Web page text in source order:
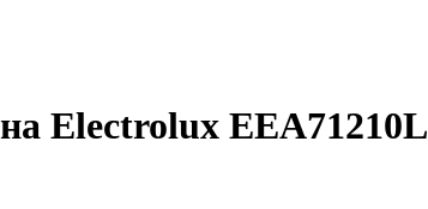
Electrolux EEA71210L